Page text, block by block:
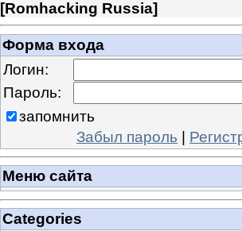
[Romhacking Russia]
Форма входа
Логин:
Пароль:
запомнить
Забыл пароль |
Меню сайта
Categories